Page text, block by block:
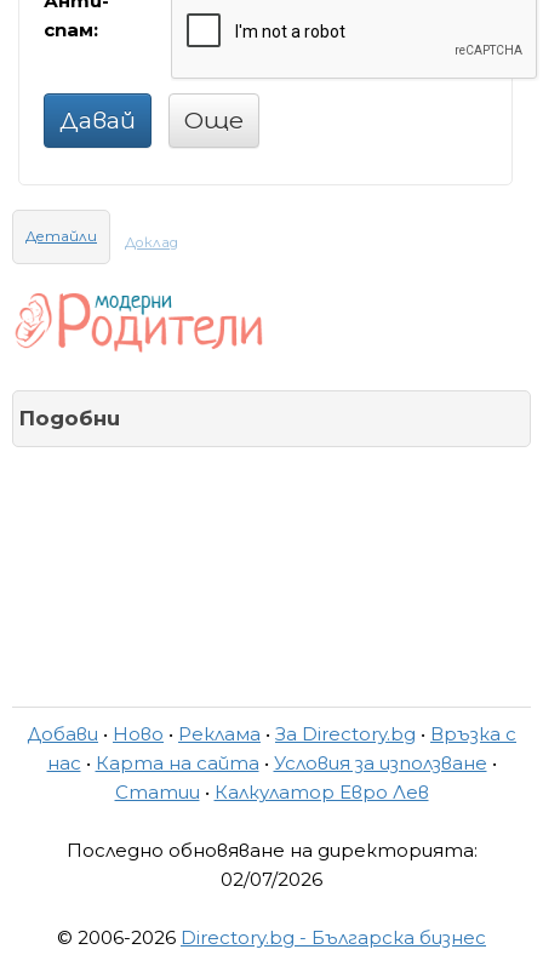
спам:
Давай Още
Детайли Доклад
Подобни
Добави • Ново • Реклама • За Directory.bg • Връзка с
нас • Карта на сайта • Условия за използване •
Статии • Калкулатор Евро Лев
Последно обновяване на директорията:
02/07/2026
© 2006-2026 Directory.bg - Българска бизнес